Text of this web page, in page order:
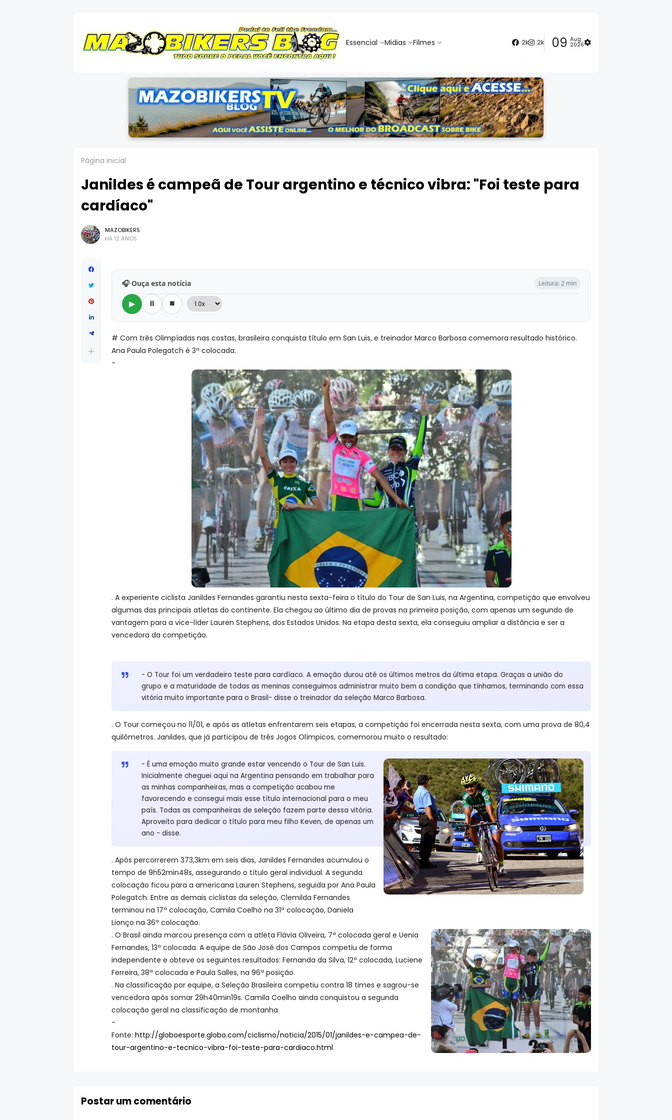
Essencial Midias Filmes 2k 2k 09 Aug
2026
Página inicial
Janildes é campeã de Tour argentino e técnico vibra: "Foi teste para
cardíaco"
MAZOBIKERS
HÁ 12 ANOS
🎧 Ouça esta notícia Leitura: 2 min
▶ ⏸ ⏹
# Com três Olimpíadas nas costas, brasileira conquista título em San Luis, e treinador Marco Barbosa comemora resultado histórico.
Ana Paula Polegatch é 3ª colocada.
-
. A experiente ciclista Janildes Fernandes garantiu nesta sexta-feira o título do Tour de San Luis, na Argentina, competição que envolveu
algumas das principais atletas do continente. Ela chegou ao último dia de provas na primeira posição, com apenas um segundo de
vantagem para a vice-líder Lauren Stephens, dos Estados Unidos. Na etapa desta sexta, ela conseguiu ampliar a distância e ser a
vencedora da competição.
- O Tour foi um verdadeiro teste para cardíaco. A emoção durou até os últimos metros da última etapa. Graças a união do
grupo e a maturidade de todas as meninas conseguimos administrar muito bem a condição que tínhamos, terminando com essa
vitória muito importante para o Brasil- disse o treinador da seleção Marco Barbosa.
. O Tour começou no 11/01, e após as atletas enfrentarem seis etapas, a competição foi encerrada nesta sexta, com uma prova de 80,4
quilômetros. Janildes, que já participou de três Jogos Olímpicos, comemorou muito o resultado:
- É uma emoção muito grande estar vencendo o Tour de San Luis.
Inicialmente cheguei aqui na Argentina pensando em trabalhar para
as minhas companheiras, mas a competição acabou me
favorecendo e consegui mais esse título internacional para o meu
país. Todas as companheiras de seleção fazem parte dessa vitória.
Aproveito para dedicar o título para meu filho Keven, de apenas um
ano - disse.
. Após percorrerem 373,3km em seis dias, Janildes Fernandes acumulou o
tempo de 9h52min48s, assegurando o título geral individual. A segunda
colocação ficou para a americana Lauren Stephens, seguida por Ana Paula
Polegatch. Entre as demais ciclistas da seleção, Clemilda Fernandes
terminou na 17ª colocação, Camila Coelho na 31ª colocação, Daniela
Lionço na 36ª colocação.
. O Brasil ainda marcou presença com a atleta Flávia Oliveira, 7ª colocada geral e Uenia
Fernandes, 13ª colocada. A equipe de São José dos Campos competiu de forma
independente e obteve os seguintes resultados: Fernanda da Silva, 12ª colocada, Luciene
Ferreira, 38ª colocada e Paula Salles, na 96ª posição.
. Na classificação por equipe, a Seleção Brasileira competiu contra 18 times e sagrou-se
vencedora após somar 29h40min19s. Camila Coelho ainda conquistou a segunda
colocação geral na classificação de montanha.
-
Fonte: http://globoesporte.globo.com/ciclismo/noticia/2015/01/janildes-e-campea-de-
tour-argentino-e-tecnico-vibra-foi-teste-para-cardiaco.html
Postar um comentário